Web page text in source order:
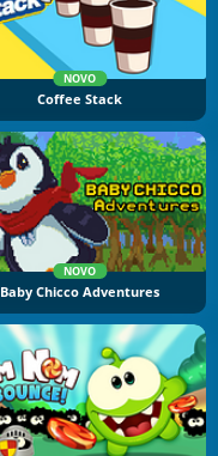
NOVO
Coffee Stack
NOVO
Baby Chicco Adventures